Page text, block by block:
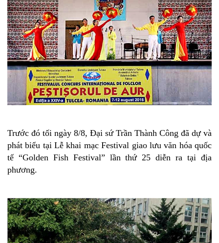
Trước đó tối ngày 8/8, Đại sứ Trần Thành Công đã dự và
phát biểu tại Lễ khai mạc Festival giao lưu văn hóa quốc
tế “Golden Fish Festival” lần thứ 25 diễn ra tại địa
phương.